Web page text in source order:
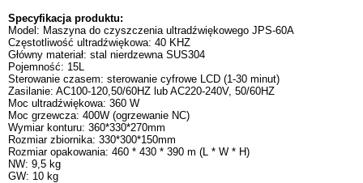
Specyfikacja produktu:
Model: Maszyna do czyszczenia ultradźwiękowego JPS-60A
Częstotliwość ultradźwiękowa: 40 KHZ
Główny materiał: stal nierdzewna SUS304
Pojemność: 15L
Sterowanie czasem: sterowanie cyfrowe LCD (1-30 minut)
Zasilanie: AC100-120,50/60HZ lub AC220-240V, 50/60HZ
Moc ultradźwiękowa: 360 W
Moc grzewcza: 400W (ogrzewanie NC)
Wymiar konturu: 360*330*270mm
Rozmiar zbiornika: 330*300*150mm
Rozmiar opakowania: 460 * 430 * 390 m (L * W * H)
NW: 9,5 kg
GW: 10 kg